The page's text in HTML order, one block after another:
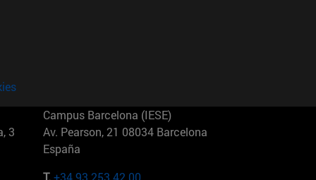
3
Campus Barcelona (IESE)
Av. Pearson, 21 08034 Barcelona
España
T. +34 93 253 42 00